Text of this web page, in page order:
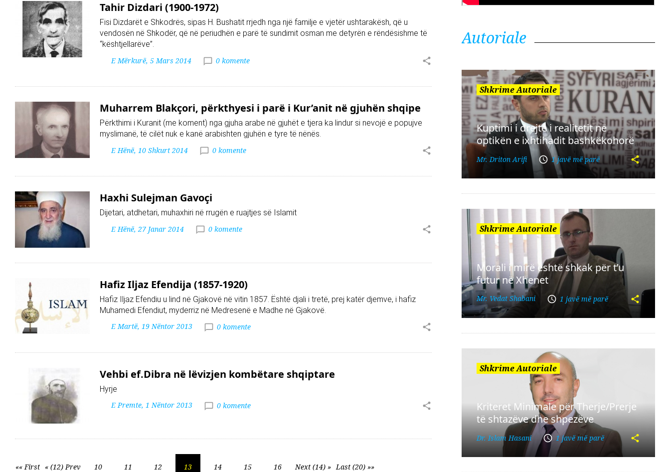
Tahir Dizdari (1900-1972)
Fisi Dizdarët e Shkodrës, sipas H. Bushatit rrjedh nga një familje e vjetër ushtarakësh, që u
vendosën në Shkodër, që në periudhën e parë të sundimit osman me detyrën e rëndësishme të
“kështjellarëve”.
E Mërkurë, 5 Mars 2014
0 komente
Muharrem Blakçori, përkthyesi i parë i Kur’anit në gjuhën shqipe
Përkthimi i Kuranit (me koment) nga gjuha arabe në gjuhët e tjera ka lindur si nevojë e popujve
myslimanë, të cilët nuk e kanë arabishten gjuhën e tyre të nënës.
E Hënë, 10 Shkurt 2014
0 komente
Haxhi Sulejman Gavoçi
Dijetari, atdhetari, muhaxhiri në rrugën e ruajtjes së Islamit
E Hënë, 27 Janar 2014
0 komente
Hafiz Iljaz Efendija (1857-1920)
Hafiz Iljaz Efendiu u lind në Gjakovë në vitin 1857. Është djali i tretë, prej katër djemve, i hafiz
Muhamedi Efendiut, myderriz në Medresenë e Madhe në Gjakovë.
E Martë, 19 Nëntor 2013
0 komente
Vehbi ef.Dibra në lëvizjen kombëtare shqiptare
Hyrje
E Premte, 1 Nëntor 2013
0 komente
«« First « (12) Prev 10 11 12 13 14 15 16 Next (14) » Last (20) »»
Autoriale
Shkrime Autoriale
Kuptimi i drejtë i realitetit në
optikën e ixhtihadit bashkëkohorë
Mr. Driton Arifi 1 javë më parë
Shkrime Autoriale
Morali i mirë është shkak për t’u
futur në Xhenet
Mr. Vedat Shabani 1 javë më parë
Shkrime Autoriale
Kriteret Minimale për Therje/Prerje
të shtazëve dhe shpezëve
Dr. Islam Hasani 1 javë më parë